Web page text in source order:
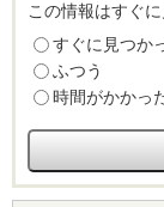
この情報はすぐ
すぐに見つか
ふつう
時間がかかっ